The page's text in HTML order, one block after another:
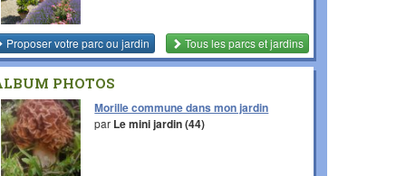
Proposer votre parc ou jardin Tous les parcs et jardins
PHOTOS
Morille commune dans mon jardin
par Le mini jardin (44)